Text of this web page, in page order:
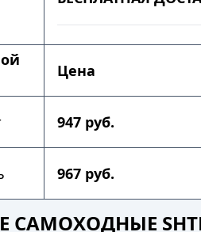
Цена
947 руб.
967 руб.